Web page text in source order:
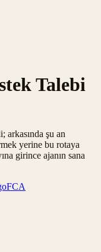
Talebi
arkasında şu an
yerine bu rotaya
girince ajanın sana
FCA